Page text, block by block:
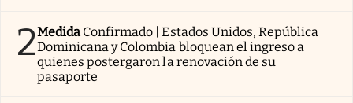
2Medida Confirmado | Estados Unidos, República
Dominicana y Colombia bloquean el ingreso a
quienes postergaron la renovación de su
pasaporte